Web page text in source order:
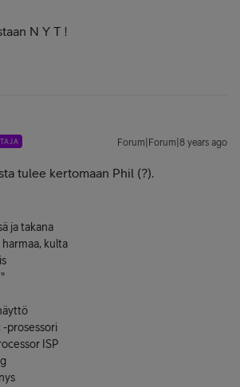
N Y T !
Forum|Forum|8 years ago
tulee kertomaan Phil (?).
ja takana
kulta
-prosessori
ISP